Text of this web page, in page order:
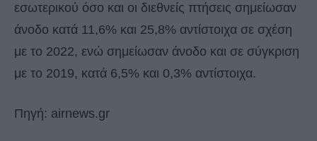
εσωτερικού όσο και οι διεθνείς πτήσεις σημείωσαν
άνοδο κατά 11,6% και 25,8% αντίστοιχα σε σχέση
με το 2022, ενώ σημείωσαν άνοδο και σε σύγκριση
με το 2019, κατά 6,5% και 0,3% αντίστοιχα.
Πηγή: airnews.gr